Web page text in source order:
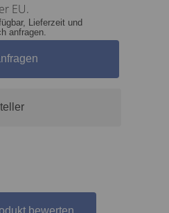
EU.
Lieferzeit und
anfragen.
bewerten